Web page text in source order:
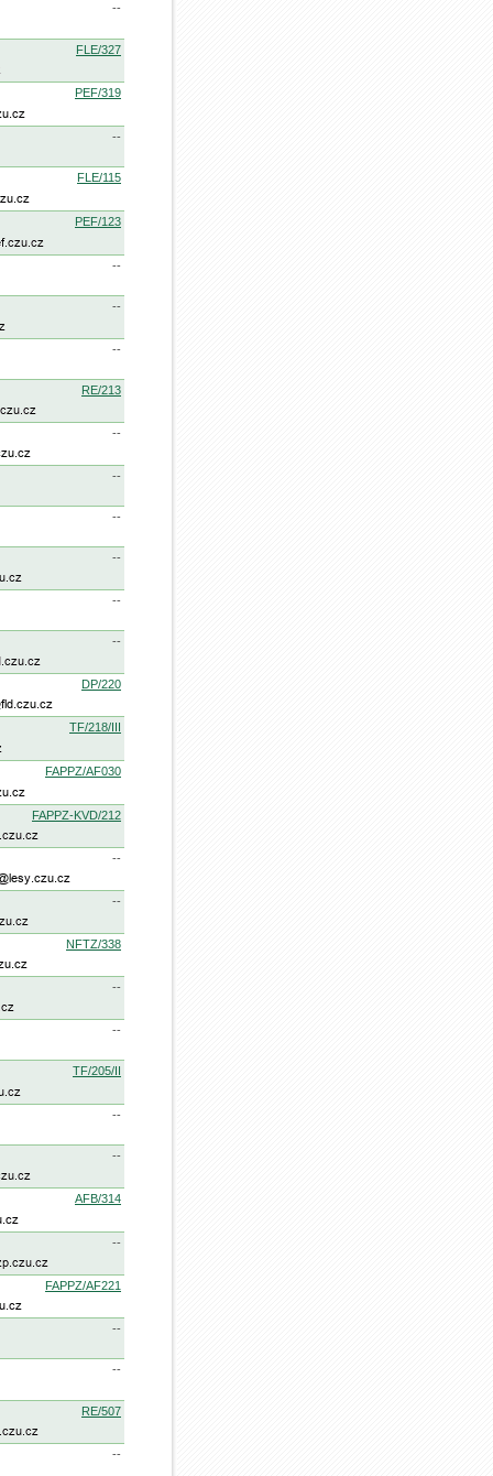
--
FLE/327
PEF/319
--
FLE/115
PEF/123
--
--
--
RE/213
--
--
--
--
--
--
DP/220
TF/218/III
FAPPZ/AF030
FAPPZ-KVD/212
--
--
NFTZ/338
--
--
TF/205/II
--
--
AFB/314
--
FAPPZ/AF221
--
--
RE/507
--